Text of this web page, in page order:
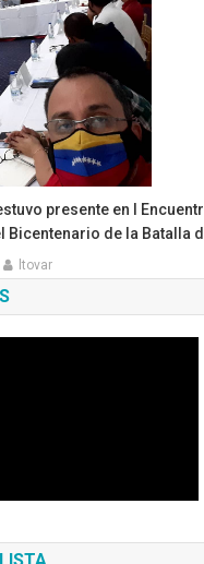
presente en I
Bicentenario de la Batalla
ltovar